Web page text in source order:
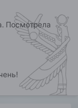
Посмотрела